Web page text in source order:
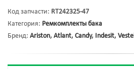
Код запчасти: RT242325-47
Категория: Ремкомплекты бака
Бренд: Ariston, Atlant, Candy, Indesit, Vestel